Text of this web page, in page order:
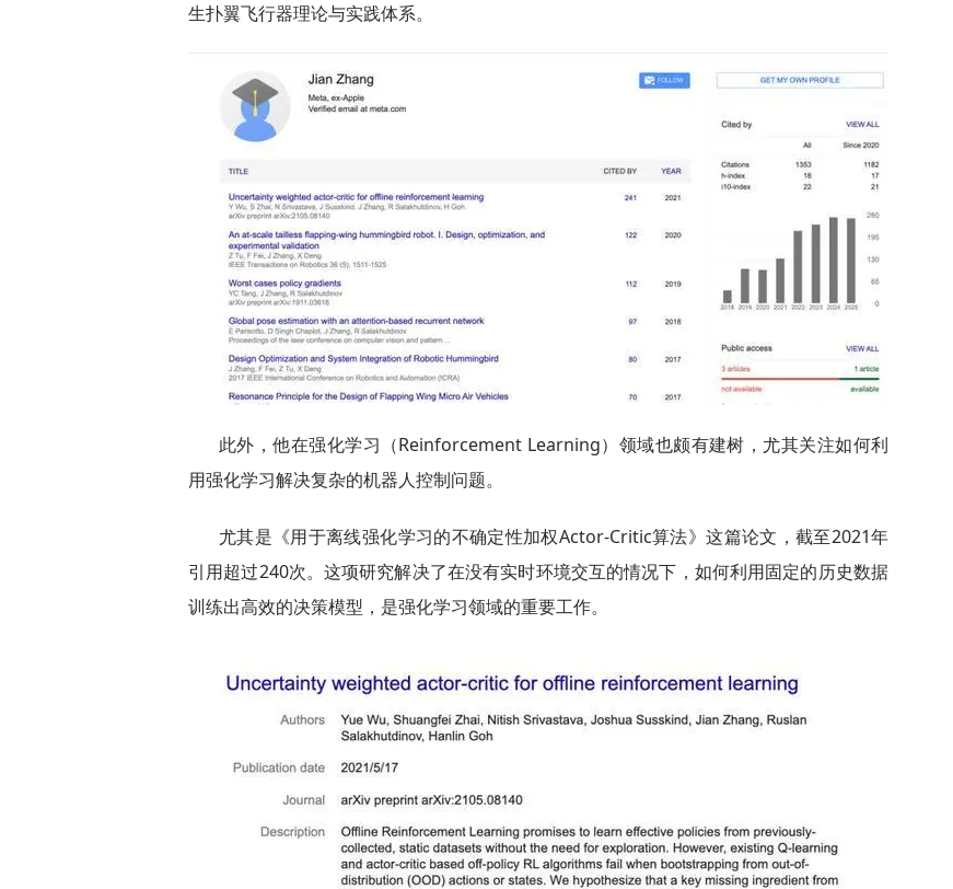
生扑翼飞行器理论与实践体系。
此外，他在强化学习（Reinforcement Learning）领域也颇有建树，尤其关注如何利
用强化学习解决复杂的机器人控制问题。
尤其是《用于离线强化学习的不确定性加权Actor-Critic算法》这篇论文，截至2021年
引用超过240次。这项研究解决了在没有实时环境交互的情况下，如何利用固定的历史数据
训练出高效的决策模型，是强化学习领域的重要工作。